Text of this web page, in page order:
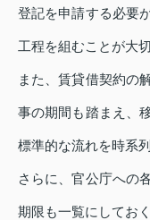
登記を申請する必要
工程を組むことが大切
また、賃貸借契約の
事の期間も踏まえ、
標準的な流れを時系
さらに、官公庁への
期限も一覧にしてお